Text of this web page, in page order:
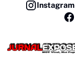
Instagram